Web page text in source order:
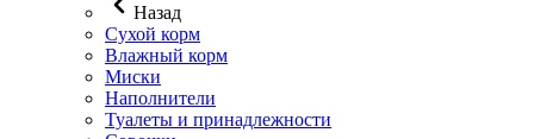
Назад
Сухой корм
Влажный корм
Миски
Наполнители
Туалеты и принадлежности